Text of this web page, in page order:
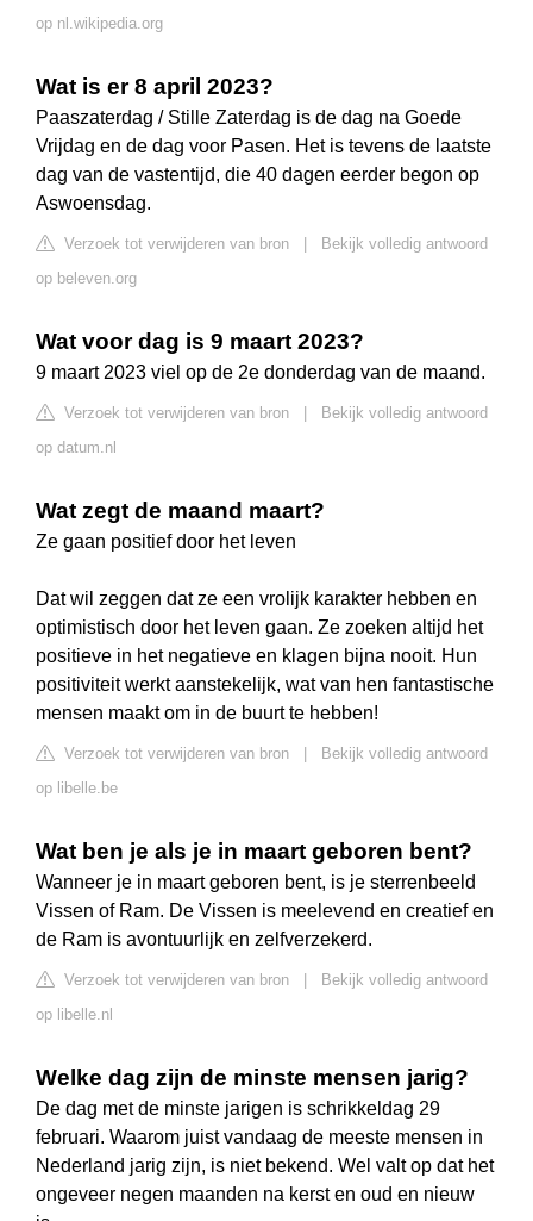
op nl.wikipedia.org
Wat is er 8 april 2023?
Paaszaterdag / Stille Zaterdag is de dag na Goede
Vrijdag en de dag voor Pasen. Het is tevens de laatste
dag van de vastentijd, die 40 dagen eerder begon op
Aswoensdag.
Verzoek tot verwijderen van bron
Bekijk volledig antwoord
op beleven.org
Wat voor dag is 9 maart 2023?
9 maart 2023 viel op de 2e donderdag van de maand.
Verzoek tot verwijderen van bron
Bekijk volledig antwoord
op datum.nl
Wat zegt de maand maart?
Ze gaan positief door het leven
Dat wil zeggen dat ze een vrolijk karakter hebben en
optimistisch door het leven gaan. Ze zoeken altijd het
positieve in het negatieve en klagen bijna nooit. Hun
positiviteit werkt aanstekelijk, wat van hen fantastische
mensen maakt om in de buurt te hebben!
Verzoek tot verwijderen van bron
Bekijk volledig antwoord
op libelle.be
Wat ben je als je in maart geboren bent?
Wanneer je in maart geboren bent, is je sterrenbeeld
Vissen of Ram. De Vissen is meelevend en creatief en
de Ram is avontuurlijk en zelfverzekerd.
Verzoek tot verwijderen van bron
Bekijk volledig antwoord
op libelle.nl
Welke dag zijn de minste mensen jarig?
De dag met de minste jarigen is schrikkeldag 29
februari. Waarom juist vandaag de meeste mensen in
Nederland jarig zijn, is niet bekend. Wel valt op dat het
ongeveer negen maanden na kerst en oud en nieuw